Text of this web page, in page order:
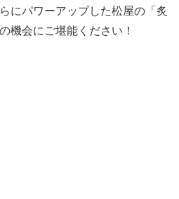
にパワーアップした松屋の「炙
機会にご堪能ください！